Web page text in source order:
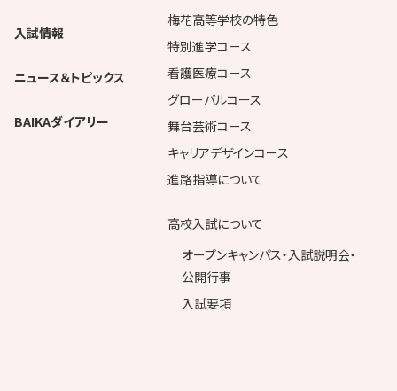
入試情報
ニュース＆トピックス
BAIKAダイアリー
梅花高等学校の特色
特別進学コース
看護医療コース
グローバルコース
舞台芸術コース
キャリアデザインコース
進路指導について
高校入試について
オープンキャンパス・入試説明会・
公開行事
入試要項